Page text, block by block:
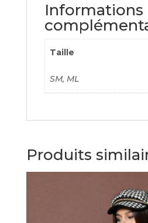
Informations
Taille
SM, ML
Produits